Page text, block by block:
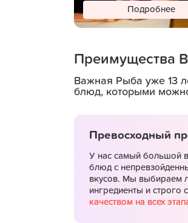
Подробнее
В поддержку
лап
Преимущества
Важная Рыба уже 13
блюд, которыми
Превосходный
У нас самый большой
блюд с
вкусов. Мы выбираем
ингредиенты и строго
качеством на всех